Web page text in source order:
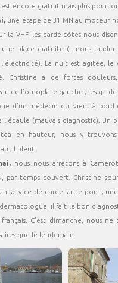
encore gratuit mais plus pour
une étape de 31 MN au moteur
la VHF, les garde-côtes nous
place gratuite (il nous faudra
l’électricité). La nuit est agitée,
Christine a de fortes
de l’omoplate gauche ; les
d’un médecin qui vient à bord
(mauvais diagnostic). Un
en hauteur, nous y
Il pleut.
nous nous arrêtons à
par temps couvert. Christine
service de garde sur le port ;
il fait le bon
C’est dimanche, nous
que le lendemain.